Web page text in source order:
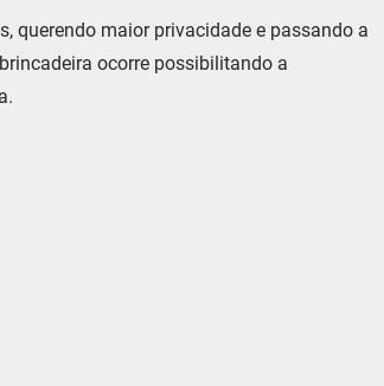
querendo maior privacidade e passando a
ocorre possibilitando a